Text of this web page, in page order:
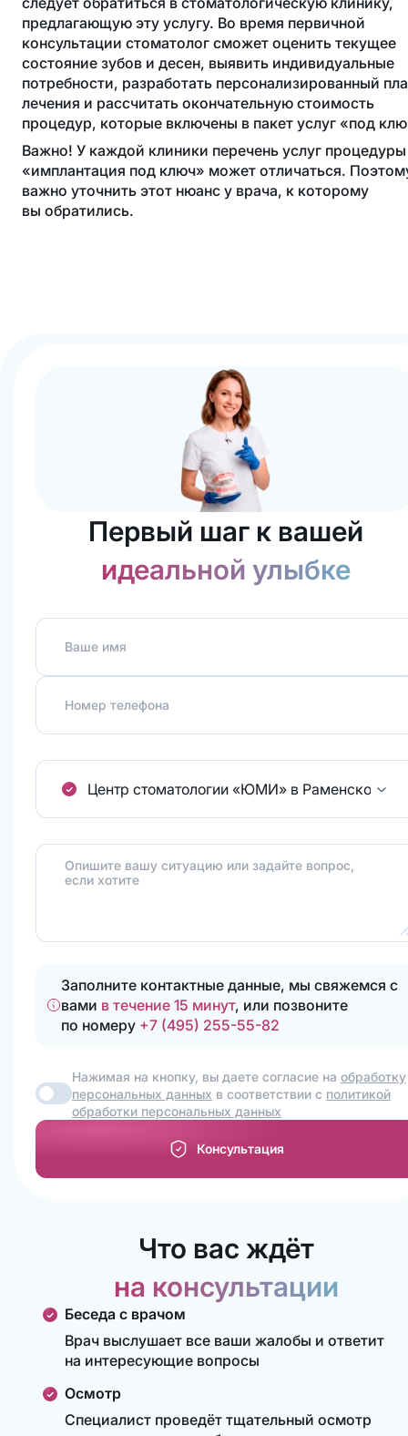
предлагающую эту услугу. Во время первичной
консультации стоматолог сможет оценить текущее
состояние зубов и десен, выявить индивидуальные
потребности, разработать персонализированный
лечения и рассчитать окончательную стоимость
процедур, которые включены в пакет услуг «под
Важно! У каждой клиники перечень услуг процедуры
«имплантация под ключ» может отличаться.
важно уточнить этот нюанс у врача, к которому
вы обратились.
Первый шаг к вашей
идеальной улыбке
Ваше имя
Номер телефона
Центр стоматологии «ЮМИ» в Раменском.
Опишите вашу ситуацию или задайте вопрос,
если хотите
Заполните контактные данные, мы свяжемся с
вами в течение 15 минут, или позвоните
по номеру +7 (495) 255-55-82
Нажимая на кнопку, вы даете согласие на обработку
персональных данных в соответствии с политикой
обработки персональных данных
Консультация
Что вас ждёт
на консультации
Беседа с врачом
Врач выслушает все ваши жалобы и ответит
на интересующие вопросы
Осмотр
Специалист проведёт тщательный осмотр